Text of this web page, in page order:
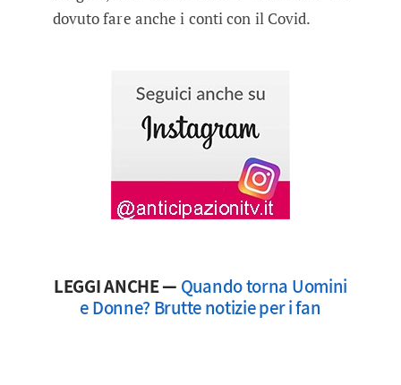
dovuto fare anche i conti con il Covid.
LEGGI ANCHE — Quando torna Uomini
e Donne? Brutte notizie per i fan